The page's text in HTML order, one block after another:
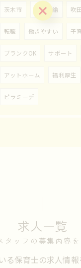
茨木市 保育教諭 吹
転職 働きやすい 子
ブランクOK サポート
アットホーム 福利厚生
ピラミーデ
タッフの募集内容
求人一覧
る保育士の求人情
問い合わせ・ご相談はこ